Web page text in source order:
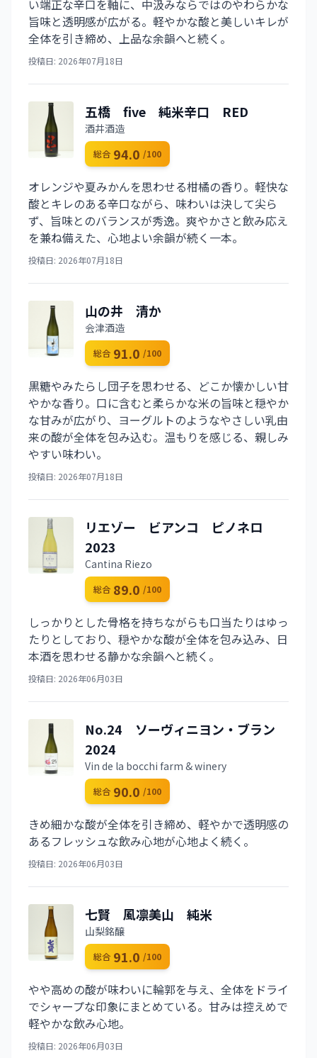
い端正な辛口を軸に、中汲みならではのやわらかな
旨味と透明感が広がる。軽やかな酸と美しいキレが
全体を引き締め、上品な余韻へと続く。
投稿日: 2026年07月18日
五橋 five 純米辛口 RED
酒井酒造
総合 94.0 /100
オレンジや夏みかんを思わせる柑橘の香り。軽快な
酸とキレのある辛口ながら、味わいは決して尖ら
ず、旨味とのバランスが秀逸。爽やかさと飲み応え
を兼ね備えた、心地よい余韻が続く一本。
投稿日: 2026年07月18日
山の井 清か
会津酒造
総合 91.0 /100
黒糖やみたらし団子を思わせる、どこか懐かしい甘
やかな香り。口に含むと柔らかな米の旨味と穏やか
な甘みが広がり、ヨーグルトのようなやさしい乳由
来の酸が全体を包み込む。温もりを感じる、親しみ
やすい味わい。
投稿日: 2026年07月18日
リエゾー ビアンコ ピノネロ
2023
Cantina Riezo
総合 89.0 /100
しっかりとした骨格を持ちながらも口当たりはゆっ
たりとしており、穏やかな酸が全体を包み込み、日
本酒を思わせる静かな余韻へと続く。
投稿日: 2026年06月03日
No.24 ソーヴィニヨン・ブラン
2024
Vin de la bocchi farm & winery
総合 90.0 /100
きめ細かな酸が全体を引き締め、軽やかで透明感の
あるフレッシュな飲み心地が心地よく続く。
投稿日: 2026年06月03日
七賢 風凛美山 純米
山梨銘醸
総合 91.0 /100
やや高めの酸が味わいに輪郭を与え、全体をドライ
でシャープな印象にまとめている。甘みは控えめで
軽やかな飲み心地。
投稿日: 2026年06月03日